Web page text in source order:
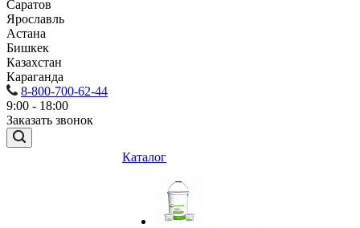
Саратов
Ярославль
Астана
Бишкек
Казахстан
Караганда
8-800-700-62-44
9:00 - 18:00
Заказать звонок
Каталог